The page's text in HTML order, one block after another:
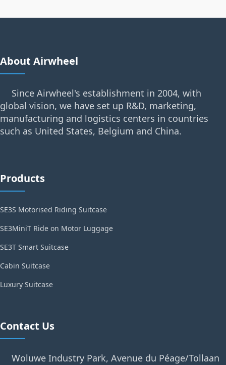
About Airwheel
Since Airwheel's establishment in 2004, with
global vision, we have set up R&D, marketing,
manufacturing and logistics centers in countries
such as United States, Belgium and China.
Products
SE3S Motorised Riding Suitcase
SE3MiniT Ride on Motor Luggage
SE3T Smart Suitcase
Cabin Suitcase
Luxury Suitcase
Contact Us
Woluwe Industry Park, Avenue du Péage/Tollaan